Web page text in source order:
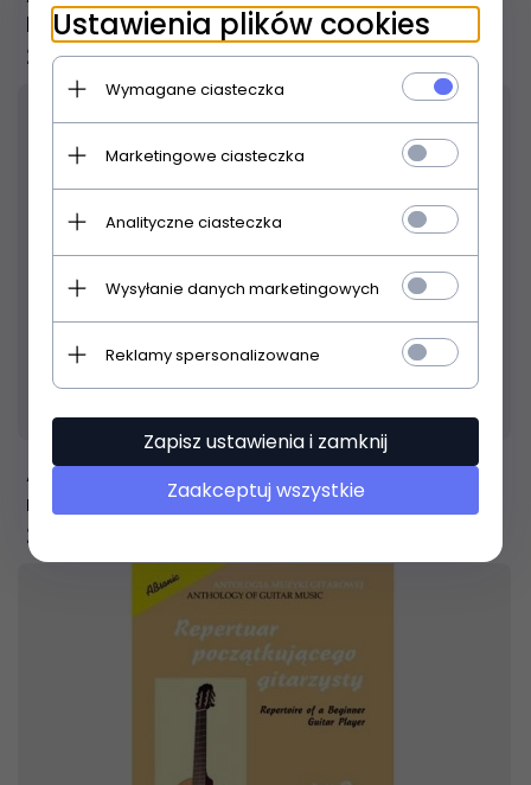
lub w duecie
29,00PLN
ABSONIC Gitara krok po kroku cz. 3 - Łatwe
melodie
25,
Ustawienia plików cookies
Wymagane ciasteczka
Marketingowe ciasteczka
Analityczne ciasteczka
Wysyłanie danych marketingowych
Reklamy spersonalizowane
Zapisz ustawienia i zamknij
Zaakceptuj wszystkie